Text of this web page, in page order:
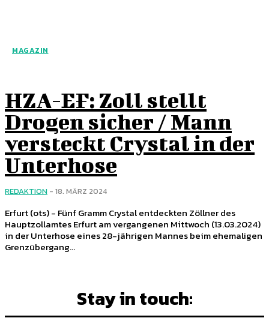
MAGAZIN
HZA-EF: Zoll stellt
Drogen sicher / Mann
versteckt Crystal in der
Unterhose
REDAKTION - 18. MÄRZ 2024
Erfurt (ots) - Fünf Gramm Crystal entdeckten Zöllner des
Hauptzollamtes Erfurt am vergangenen Mittwoch (13.03.2024)
in der Unterhose eines 28-jährigen Mannes beim ehemaligen
Grenzübergang...
Stay in touch: